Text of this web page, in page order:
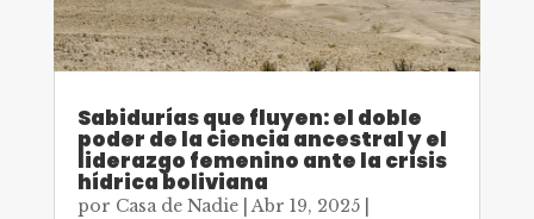
Sabidurías que fluyen: el doble
poder de la ciencia ancestral y el
liderazgo femenino ante la crisis
hídrica boliviana
por Casa de Nadie|Abr 19, 2025|